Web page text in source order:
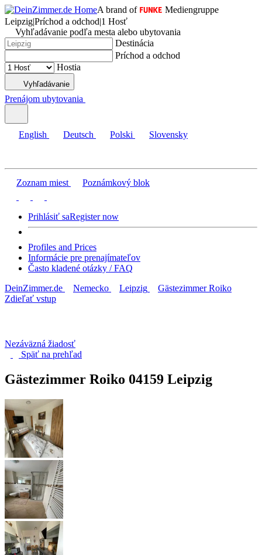
A brand of
Mediengruppe
Leipzig|Príchod a odchod|1 Hosť
Vyhľadávanie podľa mesta alebo ubytovania
Destinácia
Príchod a odchod
Hostia
Vyhľadávanie
Prenájom ubytovania
English Deutsch Polski Slovensky
Zoznam miest Poznámkový blok
Prihlásiť saRegister now
Profiles and Prices
Informácie pre prenajímateľov
Často kladené otázky / FAQ
DeinZimmer.de
Nemecko Leipzig
Gästezimmer Roiko
Zdieľať vstup
Nezáväzná žiadosť
Späť na prehľad
Gästezimmer Roiko 04159 Leipzig